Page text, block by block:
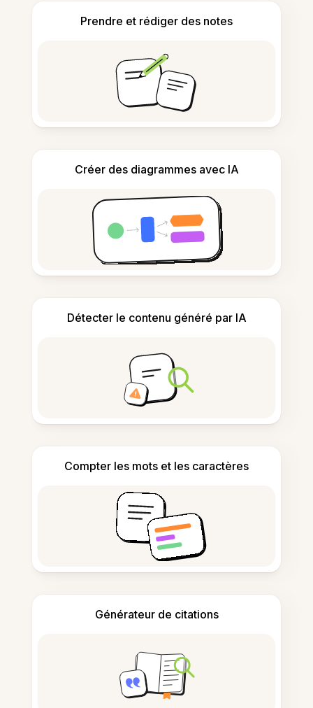
Prendre et rédiger des notes
Créer des diagrammes avec IA
Détecter le contenu généré par IA
Compter les mots et les caractères
Générateur de citations